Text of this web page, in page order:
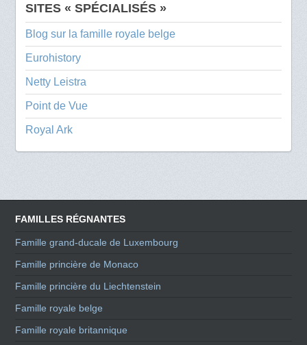
SITES « SPÉCIALISÉS »
Blog sur la famille royale belge
Eurohistory
Netty Leistra
Point de Vue
Royal Ark
FAMILLES RÉGNANTES
Famille grand-ducale de Luxembourg
Famille princière de Monaco
Famille princière du Liechtenstein
Famille royale belge
Famille royale britannique